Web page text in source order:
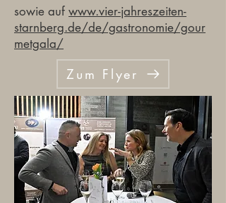
sowie auf www.vier-jahreszeiten-
starnberg.de/de/gastronomie/gour
metgala/
Zum Flyer